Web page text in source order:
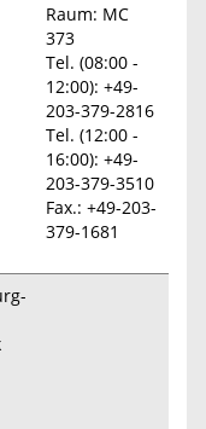
Raum: MC
373
Tel. (08:00 -
12:00): +49-
203-379-2816
Tel. (12:00 -
16:00): +49-
203-379-3510
Fax.: +49-203-
379-1681